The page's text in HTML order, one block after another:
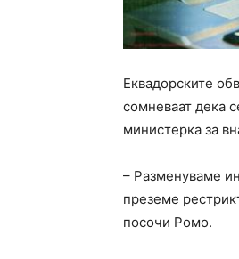
Еквадорските
сомневаат дека
министерка за
– Разменуваме
преземе
посочи Ромо.